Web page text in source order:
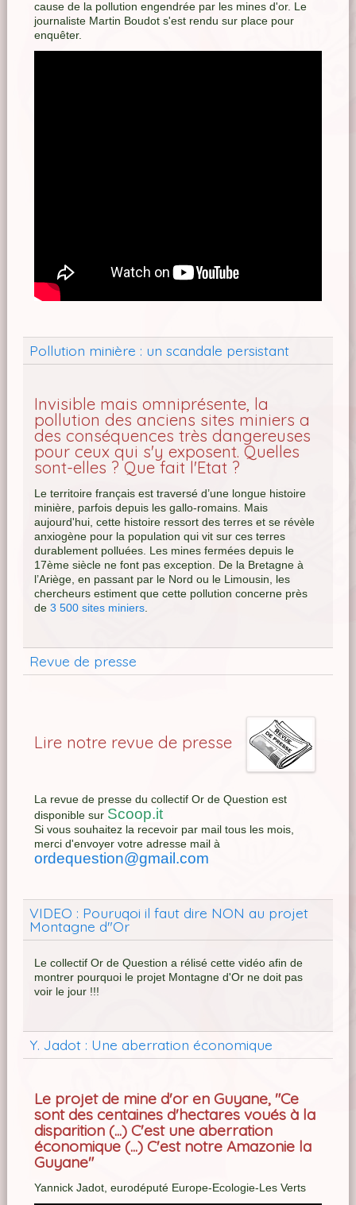
cause de la pollution engendrée par les mines d'or. Le
journaliste Martin Boudot s'est rendu sur place pour
enquêter.
Pollution minière : un scandale persistant
Invisible mais omniprésente, la
pollution des anciens sites miniers a
des conséquences très dangereuses
pour ceux qui s'y exposent. Quelles
sont-elles ? Que fait l'Etat ?
Le territoire français est traversé d’une longue histoire
minière, parfois depuis les gallo-romains. Mais
aujourd'hui, cette histoire ressort des terres et se révèle
anxiogène pour la population qui vit sur ces terres
durablement polluées. Les mines fermées depuis le
17ème siècle ne font pas exception. De la Bretagne à
l’Ariège, en passant par le Nord ou le Limousin, les
chercheurs estiment que cette pollution concerne près
de 3 500 sites miniers.
Revue de presse
Lire notre revue de presse
La revue de presse du collectif Or de Question est
disponible sur Scoop.it
Si vous souhaitez la recevoir par mail tous les mois,
merci d'envoyer votre adresse mail à
ordequestion@gmail.com
VIDEO : Pouruqoi il faut dire NON au projet
Montagne d"Or
Le collectif Or de Question a rélisé cette vidéo afin de
montrer pourquoi le projet Montagne d'Or ne doit pas
voir le jour !!!
Y. Jadot : Une aberration économique
Le projet de mine d'or en Guyane, "Ce
sont des centaines d'hectares voués à la
disparition (...) C'est une aberration
économique (...) C'est notre Amazonie la
Guyane"
Yannick Jadot, eurodéputé Europe-Ecologie-Les Verts